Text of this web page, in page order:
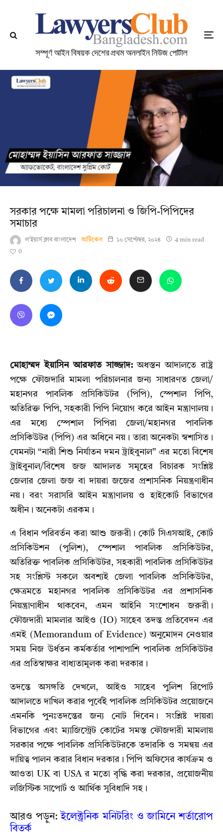
সরকার পক্ষে মামলা পরিচালনা ও জিপি-পিপিদের
সমাচার
ল'ইয়ার্স ক্লাব বাংলাদেশ আর্টিকেল ১০ সেপ্টেম্বর, ২০২৪
4 min read
0
মোহাম্মদ ইয়াসিন আরফাত সাজ্জাদ:অধস্তন আদালতে রাষ্ট্র
পক্ষে ফৌজদারি মামলা পরিচালনার জন্য সাধারণত জেলা/
মহানগর পাবলিক প্রসিকিউটর (পিপি), স্পেশাল পিপি,
অতিরিক্ত পিপি, সহকারী পিপি নিয়োগ করে আইন মন্ত্রাণালয়।
এর মধ্যে স্পেশাল পিপিরা জেলা/মহানগর পাবলিক
প্রসিকিউটর (পিপি) এর অধিনে নয়। তারা অনেকটা স্বশাসিত।
যেমনটা “নারী শিশু নির্যাতন দমন ট্রাইবুনাল” এর মতো বিশেষ
ট্রাইবুনাল/বিশেষ জজ আদালত সমূহের বিচারক সংশ্লিষ্ট
জেলার জেলা জজ বা দায়রা জজের প্রশাসনিক নিয়ন্ত্রণাধীন
নয়। বরং সরাসরি আইন মন্ত্রাণালয় ও হাইকোর্ট বিভাগের
অধীন। অনেকটা এরকম।
এ বিধান পরিবর্তন করা আশু জরুরী। কোর্ট সিএসআই, কোর্ট
প্রসিকিউশন (পুলিশ), স্পেশাল পাবলিক প্রসিকিউটর,
অতিরিক্ত পাবলিক প্রসিকিউটর, সহকারী পাবলিক প্রসিকিউটর
সহ সংশ্লিস্ট সকলে অবশ্যই জেলা পাবলিক প্রসিকিউটর,
ক্ষেত্রমতে মহানগর পাবলিক প্রসিকিউটর এর প্রশাসনিক
নিয়ন্ত্রাণাধীন থাকবেন, এমন আইনি সংশোধন জরুরী।
ফৌজদারী মামলার আইও (IO) সাহেব তদন্ত প্রতিবেদন এর
এমই (Memorandum of Evidence) অনুমোদন নেওয়ার
সময় নিজ উর্ধতন কর্মকর্তার পাশাপাশি পাবলিক প্রসিকিউটর
এর প্রতিস্বাক্ষর বাধ্যতামূলক করা দরকার।
তদন্তে অসঙ্গতি দেখলে, আইও সাহেব পুলিশ রিপোর্ট
আদালতে দাখিল করার পূর্বেই পাবলিক প্রসিকিউটর প্রয়োজনে
এমনকি পুনঃতদন্তের জন্য নোট দিবেন। সংশ্লিষ্ট দায়রা
বিভাগের এবং ম্যাজিস্ট্রেট কোর্টের সমস্ত ফৌজদারী মামলায়
সরকার পক্ষে পাবলিক প্রসিকিউটরকে তদারকি ও সমন্বয় এর
দায়িত্ব পালন করার বিধান দরকার। পিপি অফিসের কার্যক্রম ও
আওতা UK বা USA র মতো বৃদ্ধি করা দরকার, প্রয়োজনীয়
লজিস্টিক সাপোর্ট ও আর্থিক সুবিধাদি সহ।
আরও পড়ুন:ইলেক্ট্রনিক মনিটরিং ও জামিনে শর্তারোপ
বিতর্ক